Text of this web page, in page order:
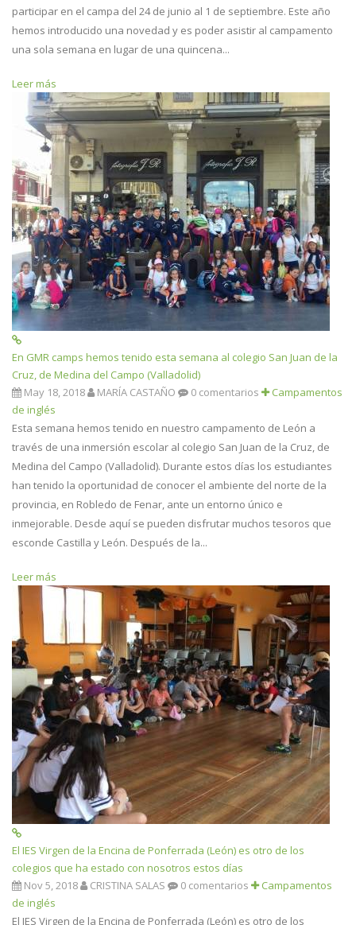
participar en el campa del 24 de junio al 1 de septiembre. Este año
hemos introducido una novedad y es poder asistir al campamento
una sola semana en lugar de una quincena...
Leer más
En GMR camps hemos tenido esta semana al colegio San Juan de la
Cruz, de Medina del Campo (Valladolid)
May 18, 2018
MARÍA CASTAÑO 0 comentarios
Campamentos
de inglés
Esta semana hemos tenido en nuestro campamento de León a
través de una inmersión escolar al colegio San Juan de la Cruz, de
Medina del Campo (Valladolid). Durante estos días los estudiantes
han tenido la oportunidad de conocer el ambiente del norte de la
provincia, en Robledo de Fenar, ante un entorno único e
inmejorable. Desde aquí se pueden disfrutar muchos tesoros que
esconde Castilla y León. Después de la...
Leer más
El IES Virgen de la Encina de Ponferrada (León) es otro de los
colegios que ha estado con nosotros estos días
Nov 5, 2018
CRISTINA SALAS 0 comentarios
Campamentos
de inglés
El IES Virgen de la Encina de Ponferrada (León) es otro de los